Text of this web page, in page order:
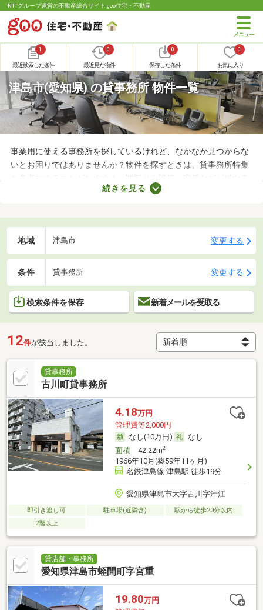
NTTグループ運営の不動産総合サイト goo住宅・不動産
1
最近検索した条件
0
最近見た物件
0
保存した条件
0
お気に入り
津島市(愛知県) の貸事務所 物件一覧
事業用に使える事務所を探しているけれど、なかなか見つからな
いとお困りではありませんか？物件を探すときは、貸事務所特集
を参考にすることがおすすめ。間取りや設備、家賃などが異なる
さまざまな物件をまとめて見られるので、希望にあう事務所が見
も、複数の事務所を比較してみましょう。
続きを見る
地域 津島市 変更する
条件 貸事務所 変更する
検索条件を保存 新着メールを受取る
12件が該当しました。
貸事務所
古川町貸事務所
4.18万円
管理費等2,000円
なし(10万円)
なし
面積42.22m2
1966年10月(築59年11ヶ月)
名鉄津島線 津島駅 徒歩19分
愛知県津島市大字古川字汁江
即引き渡し可 駐車場(近隣含)
駅から徒歩20分以内
2階以上
貸店舗・事務所
愛知県津島市蛭間町字宮重
19.80万円